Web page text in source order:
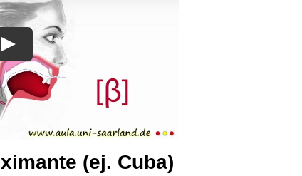
(ej. Cuba)